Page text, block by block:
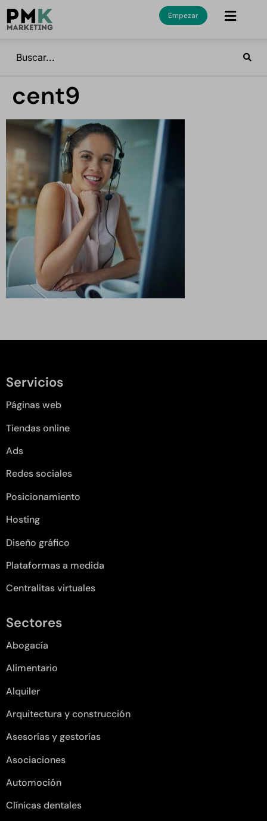
Empezar
cent9
Servicios
Páginas web
Tiendas online
Ads
Redes sociales
Posicionamiento
Hosting
Diseño gráfico
Plataformas a medida
Centralitas virtuales
Sectores
Abogacía
Alimentario
Alquiler
Arquitectura y construcción
Asesorías y gestorías
Asociaciones
Automoción
Clínicas dentales